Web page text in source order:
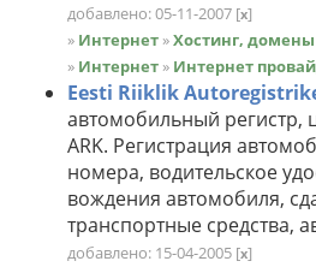
добавлено: 05-11-2007 [x]
» Интернет »Хостинг, домены
» Интернет » Интернет
Eesti Riiklik
автомобильный регистр,
ARK. Регистрация
номера, водительское
вождения автомобиля,
транспортные средства,
добавлено: 15-04-2005 [x]